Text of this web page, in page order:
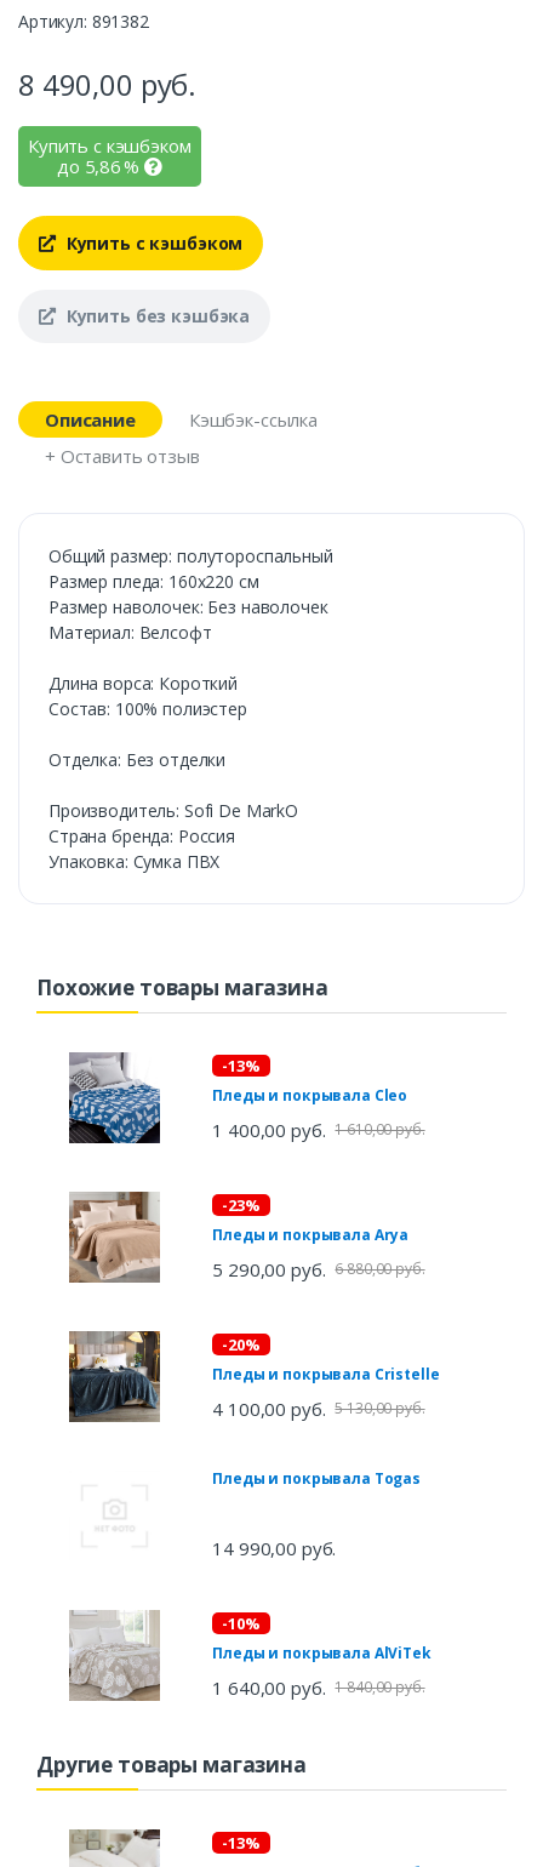
Артикул: 891382
8 490,00 руб.
Купить с кэшбэком
до 5,86%
Купить с кэшбэком
Купить без кэшбэка
Описание
Кэшбэк-ссылка
+ Оставить отзыв
Общий размер: полутороспальный
Размер пледа: 160х220 см
Размер наволочек: Без наволочек
Материал: Велсофт
Длина ворса: Короткий
Состав: 100% полиэстер
Отделка: Без отделки
Производитель: Sofi De MarkO
Cтрана бренда: Россия
Упаковка: Сумка ПВХ
Похожие товары магазина
-13%
Пледы и покрывала Cleo
1 400,00 руб. 1 610,00 руб.
-23%
Пледы и покрывала Arya
5 290,00 руб. 6 880,00 руб.
-20%
Пледы и покрывала Cristelle
4 100,00 руб. 5 130,00 руб.
Пледы и покрывала Togas
14 990,00 руб.
-10%
Пледы и покрывала AlViTek
1 640,00 руб. 1 840,00 руб.
Другие товары магазина
-13%